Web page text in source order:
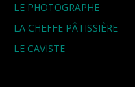
LE PHOTOGRAPHE
LA CHEFFE PÂTISSIÈRE
LE CAVISTE